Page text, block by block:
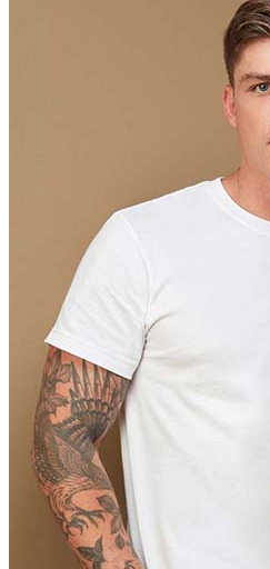
Kiwi Green (KIW)
Kelly Green (KEG)
Hunters Green (HGR)
Military Green (MIL)
Bottle Green (BOG)
Dark Chocolate (DCH)
Natural (NAT)
Blue Midnight Dip (BMD)
Light Grey Melange (LGM)